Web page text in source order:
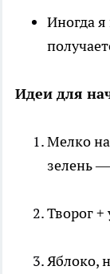
Иногда
Идеи для
Мелко
зелень
Творог
Яблоко,